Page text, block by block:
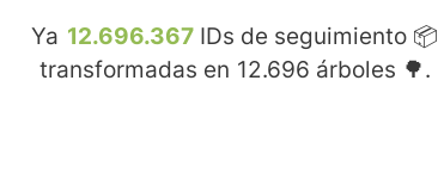
Ya 12.696.367 IDs de seguimiento 📦
transformadas en 12.696 árboles 🌳.